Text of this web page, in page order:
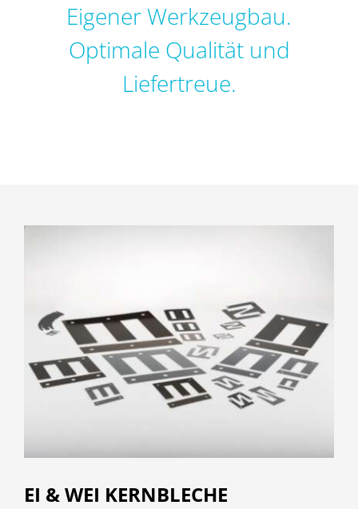
Eigener Werkzeugbau.
Optimale Qualität und
Liefertreue.
EI & WEI KERNBLECHE